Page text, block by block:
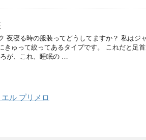
夜寝る時の服装ってどうしてますか？ 私はジ
きゅって絞ってあるタイプです。 これだと足
が、これ、睡眠の …
ル プリメロ